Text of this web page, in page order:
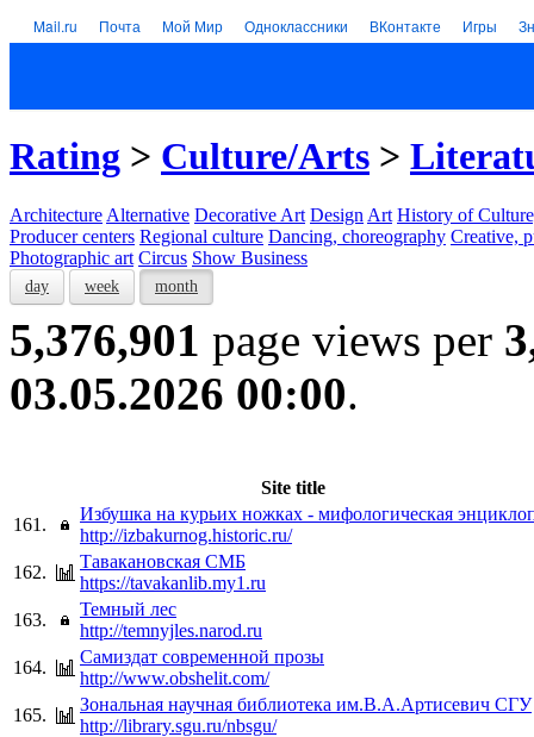
Mail.ru Почта Мой Мир Одноклассники ВКонтакте Игры
Rating > Culture/Arts >
Architecture Alternative Decorative Art Design Art History of
Producer centers Regional culture Dancing, choreography Creative,
Photographic art Circus Show Business
day week month
5,376,901 page views per
03.05.2026 00:00.
Site title
161.
Избушка на курьих ножках - мифологическая
http://izbakurnog.historic.ru/
162.
Тавакановская СМБ
https://tavakanlib.my1.ru
163.
Темный лес
http://temnyjles.narod.ru
164.
Самиздат современной прозы
http://www.obshelit.com/
165.
Зональная научная библиотека им.В.А.Артисевич СГУ
http://library.sgu.ru/nbsgu/